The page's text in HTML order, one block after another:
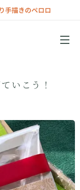
手描きのペロロ
いこう！